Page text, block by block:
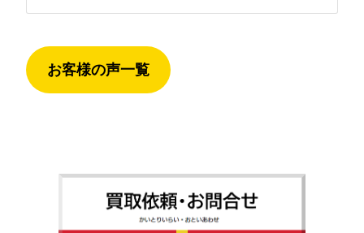
お客様の声一覧